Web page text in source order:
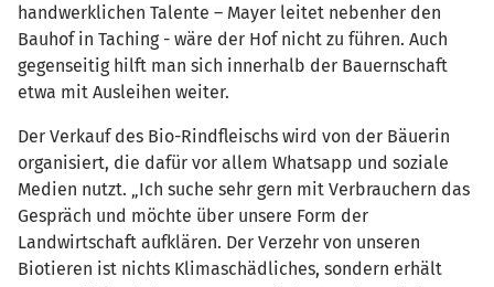
handwerklichen Talente – Mayer leitet nebenher den
Bauhof in Taching - wäre der Hof nicht zu führen. Auch
gegenseitig hilft man sich innerhalb der Bauernschaft
etwa mit Ausleihen weiter.
Der Verkauf des Bio-Rindfleischs wird von der Bäuerin
organisiert, die dafür vor allem Whatsapp und soziale
Medien nutzt. „Ich suche sehr gern mit Verbrauchern das
Gespräch und möchte über unsere Form der
Landwirtschaft aufklären. Der Verzehr von unseren
Biotieren ist nichts Klimaschädliches, sondern erhält